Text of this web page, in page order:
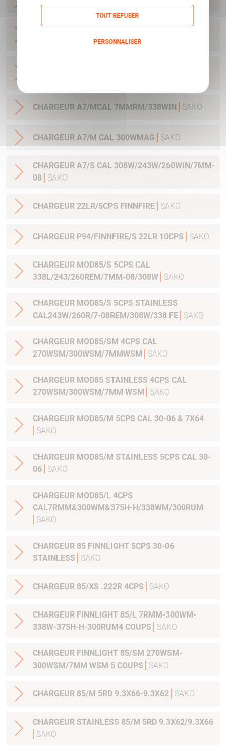
CHARGEUR A7/SM CAL 270WSM/300WSM
CHARGEUR A7/MCAL 7MMRM/338WIN SAKO
CHARGEUR A7/M CAL 300WMAG SAKO
CHARGEUR A7/S CAL 308W/243W/260WIN/7MM-
08
SAKO
CHARGEUR 22LR/5CPS FINNFIRE SAKO
CHARGEUR P94/FINNFIRE/S 22LR 10CPS SAKO
CHARGEUR MOD85/S 5CPS CAL
338L/243/260REM/7MM-08/308W
SAKO
CHARGEUR MOD85/S 5CPS STAINLESS
CAL243W/260R/7-08REM/308W/338 FE
SAKO
CHARGEUR MOD85/SM 4CPS CAL
270WSM/300WSM/7MMWSM
SAKO
CHARGEUR MOD85 STAINLESS 4CPS CAL
270WSM/300WSM/7MM WSM
SAKO
CHARGEUR MOD85/M 5CPS CAL 30-06 & 7X64
SAKO
CHARGEUR MOD85/M STAINLESS 5CPS CAL 30-
06
SAKO
CHARGEUR MOD85/L 4CPS
CAL7RMM&300WM&375H-H/338WM/300RUM
SAKO
CHARGEUR 85 FINNLIGHT 5CPS 30-06
STAINLESS
SAKO
CHARGEUR 85/XS .222R 4CPS SAKO
CHARGEUR FINNLIGHT 85/L 7RMM-300WM-
338W-375H-H-300RUM4 COUPS
SAKO
CHARGEUR FINNLIGHT 85/SM 270WSM-
300WSM/7MM WSM 5 COUPS
SAKO
CHARGEUR 85/M 5RD 9.3X66-9.3X62 SAKO
CHARGEUR STAINLESS 85/M 5RD 9.3X62/9.3X66
SAKO
TOUT REFUSER
PERSONNALISER